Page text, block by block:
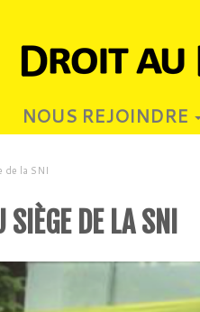
NOUS REJOINDRE
de la SNI
DE LA SNI